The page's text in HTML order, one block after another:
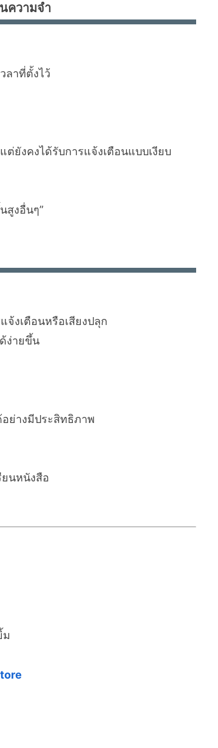
ความจำ
ลาที่ตั้งไว้
ต่ยังคงได้รับการแจ้งเตือนแบบเงียบ
สูงอื่นๆ”
งเตือนหรือเสียงปลุก
ง่ายขึ้น
อย่างมีประสิทธิภาพ
ยนหนังสือ
ม